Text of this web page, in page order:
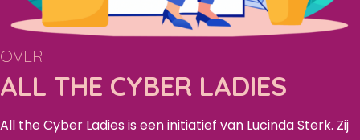
OVER
ALL THE CYBER LADIES
All the Cyber Ladies is een initiatief van Lucinda Sterk. Zij